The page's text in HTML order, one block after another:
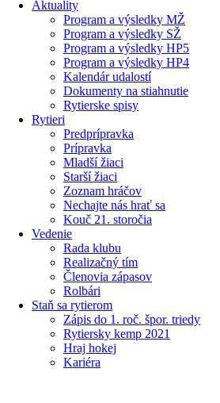
Aktuality
Program a výsledky MŽ
Program a výsledky SŽ
Program a výsledky HP5
Program a výsledky HP4
Kalendár udalostí
Dokumenty na stiahnutie
Rytierske spisy
Rytieri
Predprípravka
Prípravka
Mladší žiaci
Starší žiaci
Zoznam hráčov
Nechajte nás hrať sa
Kouč 21. storočia
Vedenie
Rada klubu
Realizačný tím
Členovia zápasov
Rolbári
Staň sa rytierom
Zápis do 1. roč. špor. triedy
Rytiersky kemp 2021
Hraj hokej
Kariéra